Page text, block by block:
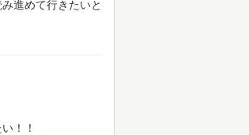
進めて行きたいと
！！